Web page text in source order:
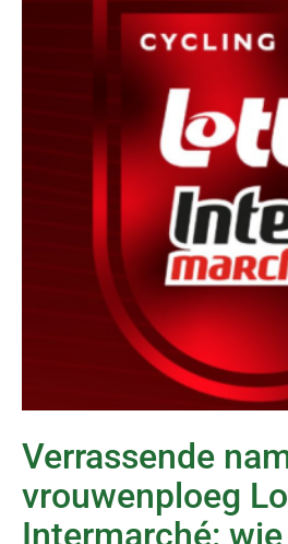
Verrassende
vrouwenploeg
Intermarché: